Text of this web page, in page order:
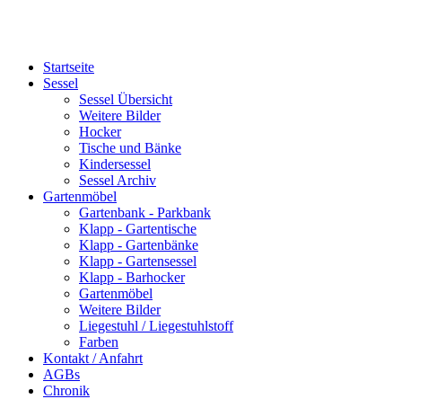
Startseite
Sessel
Sessel Übersicht
Weitere Bilder
Hocker
Tische und Bänke
Kindersessel
Sessel Archiv
Gartenmöbel
Gartenbank - Parkbank
Klapp - Gartentische
Klapp - Gartenbänke
Klapp - Gartensessel
Klapp - Barhocker
Gartenmöbel
Weitere Bilder
Liegestuhl / Liegestuhlstoff
Farben
Kontakt / Anfahrt
AGBs
Chronik